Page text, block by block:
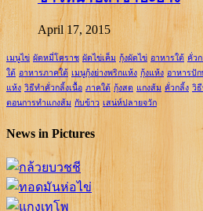
April 17, 2015
เมนูไข่ ผัดหมี่โคราช ผัดไข่เค็ม กุ้งผัดไข่ อาหารใต้ คั่ว
ใต้ อาหารภาคใต้ เมนูกุ้งย่างพริกแห้ง กุ้งแห้ง อาหารปั
แห้ง วิธีทำคั่วกลิ้งเนื้อ ภาคใต้ กุ้งสด แกงส้ม คั่วกลิ้ง วิ
ตอนการทำแกงส้ม กับข้าว เสน่ห์ปลายจวัก
News in Pictures